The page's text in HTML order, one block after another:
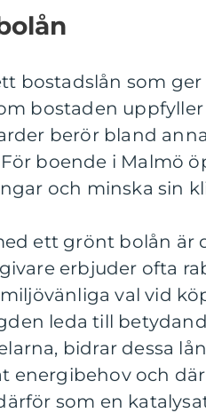
bostadslån som ger
bostaden
berör bland
boende i Malmö
och minska sin
ett grönt bolån är
erbjuder ofta
val vid
leda till
bidrar dessa
energibehov och
som en